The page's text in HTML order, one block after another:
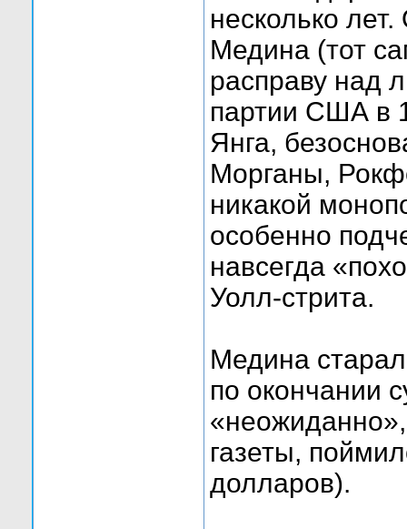
несколько
Медина (тот
расправу над
партии США в
Янга,
Морганы,
никакой
особенно
навсегда
Уолл-стрита.
Медина
по окончании
газеты,
долларов).